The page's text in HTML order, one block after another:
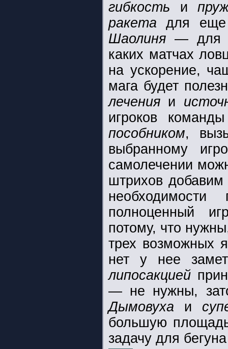
гибкость и
ракета для еще
Шаолиня — для
каких матчах
на ускорение,
мага будет
лечения и
игроков
пособником,
выбранному
самолечении
штрихов
полноценный
потому, что
трех возможных
нет у нее
липосакцией
— не нужны,
Дымовуха и
большую
задачу для